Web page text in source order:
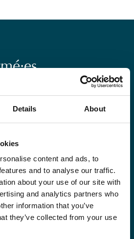
Details About
content and ads, to
and to analyse our traffic.
about your use of our site with
and analytics partners who
information that you’ve
they’ve collected from your use
que les dernières tendances en
à la newsletter*